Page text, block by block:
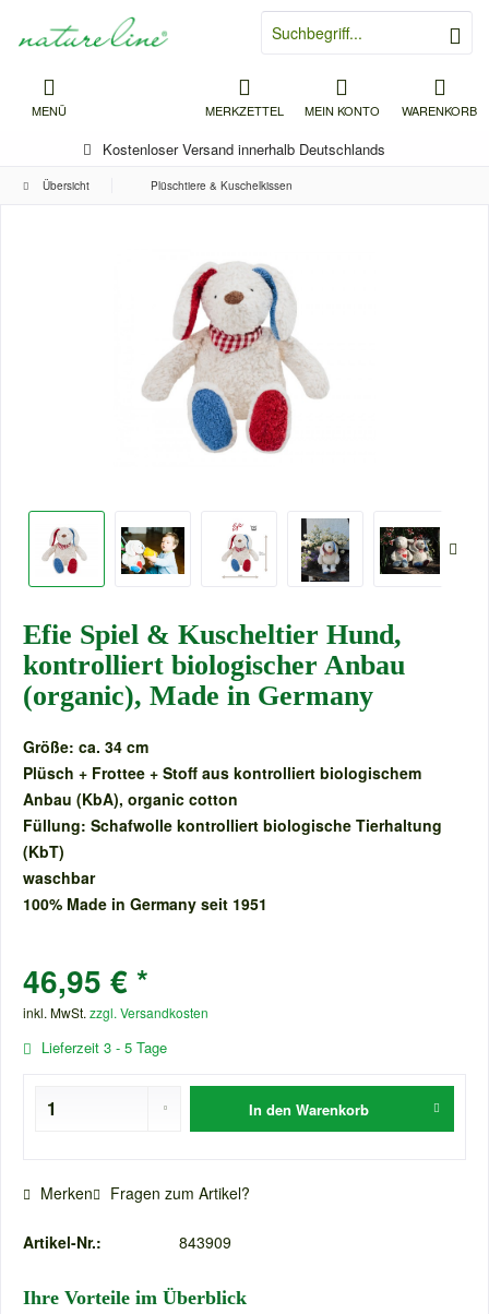
Kostenloser Versand innerhalb Deutschlands
MENÜ WARENKORB
MERKZETTEL MEIN KONTO
Übersicht Plüschtiere & Kuschelkissen
Efie Spiel & Kuscheltier Hund,
kontrolliert biologischer Anbau
(organic), Made in Germany
Größe: ca. 34 cm
Plüsch + Frottee + Stoff aus kontrolliert biologischem
Anbau (KbA), organic cotton
Füllung: Schafwolle kontrolliert biologische Tierhaltung
(KbT)
waschbar
100% Made in Germany seit 1951
46,95 € *
inkl. MwSt. zzgl. Versandkosten
Lieferzeit 3 - 5 Tage
In den Warenkorb
Merken Fragen zum Artikel?
Artikel-Nr.: 843909
Ihre Vorteile im Überblick